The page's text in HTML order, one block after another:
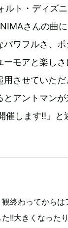
ルト・ディズ
さんの曲
ワフルさ、
モアと楽し
させていた
アントマン
します!!」と
終わってから
!!大きくなった